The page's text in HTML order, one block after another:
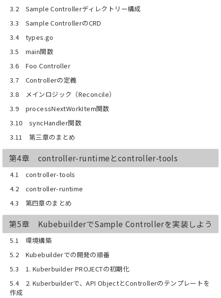
3.2 Sample Controllerディレクトリー構成
3.3 Sample ControllerのCRD
3.4 types.go
3.5 main関数
3.6 Foo Controller
3.7 Controllerの定義
3.8 メインロジック（Reconcile）
3.9 processNextWorkItem関数
3.10 syncHandler関数
3.11 第三章のまとめ
第4章 controller-runtimeとcontroller-tools
4.1 controller-tools
4.2 controller-runtime
4.3 第四章のまとめ
第5章 KubebuilderでSample Controllerを実装しよう
5.1 環境構築
5.2 Kubebuilderでの開発の順番
5.3 1. Kuberbuilder PROJECTの初期化
5.4 2. Kuberbuilderで、API ObjectとControllerのテンプレートを
作成